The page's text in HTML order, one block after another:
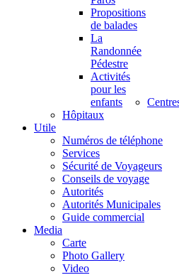
Propositions
de balades
La
Randonnée
Pédestre
Activités
pour les
enfants
Hôpitaux
Utile
Numéros de téléphone
Services
Sécurité de Voyageurs
Conseils de voyage
Autorités
Autorités Municipales
Guide commercial
Media
Carte
Photo Gallery
Video